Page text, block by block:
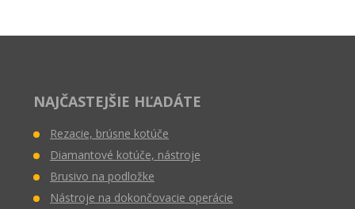
NAJČASTEJŠIE HĽADÁTE
Rezacie, brúsne kotúče
Diamantové kotúče, nástroje
Brusivo na podložke
Nástroje na dokončovacie operácie